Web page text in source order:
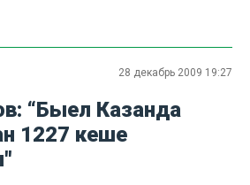
28 декабрь 2009 19:27
“Быел Казанда
1227 кеше